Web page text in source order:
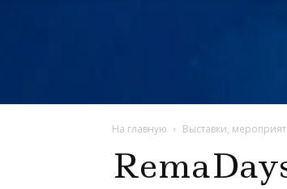
На главную Выставки,